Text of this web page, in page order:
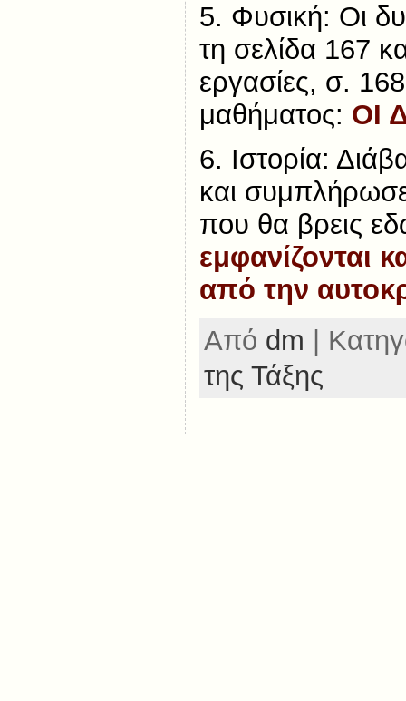
5. Φυσική: Οι
τη σελίδα 167
εργασίες, σ.
μαθήματος: ΟΙ
6. Ιστορία:
και
που θα βρεις
εμφανίζονται
από την
Από dm |
της Τάξης